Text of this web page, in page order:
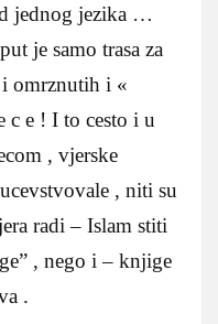
jednog jezika …
je samo trasa za
omrznutih i «
c e ! I to cesto i u
, vjerske
, niti su
radi – Islam stiti
, nego i – knjige
.